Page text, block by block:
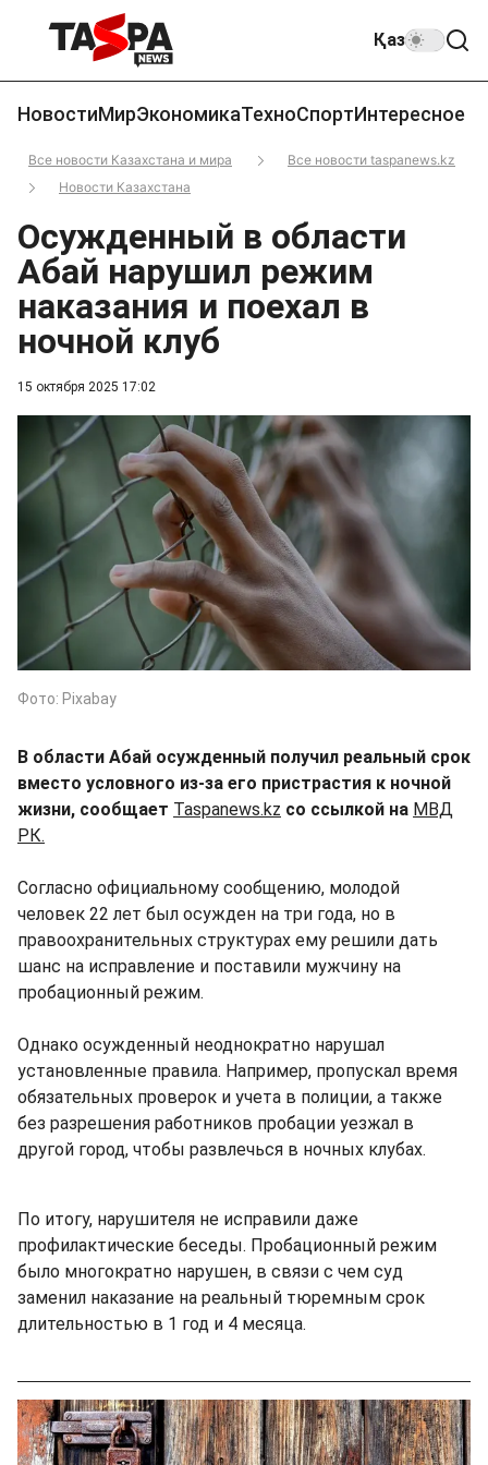
Қаз
НовостиМирЭкономикаТехноСпортИнтересное
Все новости Казахстана и мира
Все новости taspanews.kz
Новости Казахстана
15 октября 2025 17:02
Осужденный в области
Абай нарушил режим
наказания и поехал в
ночной клуб
Фото: Pixabay
В области Абай осужденный получил реальный срок
вместо условного из-за его пристрастия к ночной
жизни, сообщает Taspanews.kz со ссылкой на МВД
РК.
Согласно официальному сообщению, молодой
человек 22 лет был осужден на три года, но в
правоохранительных структурах ему решили дать
шанс на исправление и поставили мужчину на
пробационный режим.
Однако осужденный неоднократно нарушал
установленные правила. Например, пропускал время
обязательных проверок и учета в полиции, а также
без разрешения работников пробации уезжал в
другой город, чтобы развлечься в ночных клубах.
По итогу, нарушителя не исправили даже
профилактические беседы. Пробационный режим
было многократно нарушен, в связи с чем суд
заменил наказание на реальный тюремным срок
длительностью в 1 год и 4 месяца.